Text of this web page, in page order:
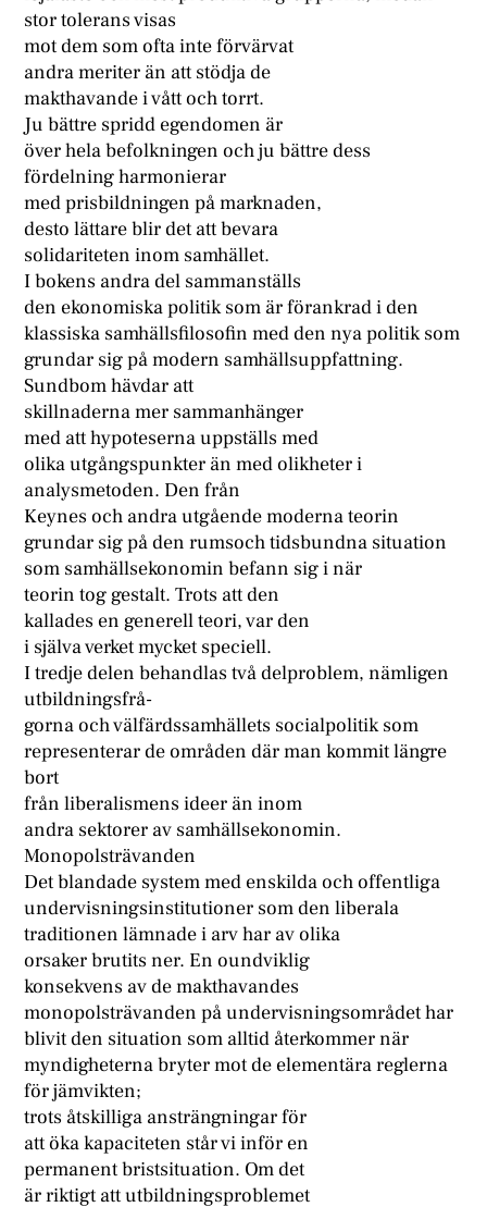
stor tolerans visas
mot dem som ofta inte förvärvat
andra meriter än att stödja de
makthavande i vått och torrt.
Ju bättre spridd egendomen är
över hela befolkningen och ju bättre dess
fördelning harmonierar
med prisbildningen på marknaden,
desto lättare blir det att bevara
solidariteten inom samhället.
I bokens andra del sammanställs
den ekonomiska politik som är förankrad i den
klassiska samhällsfilosofin med den nya politik som
grundar sig på modern samhällsuppfattning.
Sundbom hävdar att
skillnaderna mer sammanhänger
med att hypoteserna uppställs med
olika utgångspunkter än med olikheter i
analysmetoden. Den från
Keynes och andra utgående moderna teorin
grundar sig på den rumsoch tidsbundna situation
som samhällsekonomin befann sig i när
teorin tog gestalt. Trots att den
kallades en generell teori, var den
i själva verket mycket speciell.
I tredje delen behandlas två delproblem, nämligen
utbildningsfrå-
gorna och välfärdssamhällets socialpolitik som
representerar de områden där man kommit längre
bort
från liberalismens ideer än inom
andra sektorer av samhällsekonomin.
Monopolsträvanden
Det blandade system med enskilda och offentliga
undervisningsinstitutioner som den liberala
traditionen lämnade i arv har av olika
orsaker brutits ner. En oundviklig
konsekvens av de makthavandes
monopolsträvanden på undervisningsområdet har
blivit den situation som alltid återkommer när
myndigheterna bryter mot de elementära reglerna
för jämvikten;
trots åtskilliga ansträngningar för
att öka kapaciteten står vi inför en
permanent bristsituation. Om det
är riktigt att utbildningsproblemet